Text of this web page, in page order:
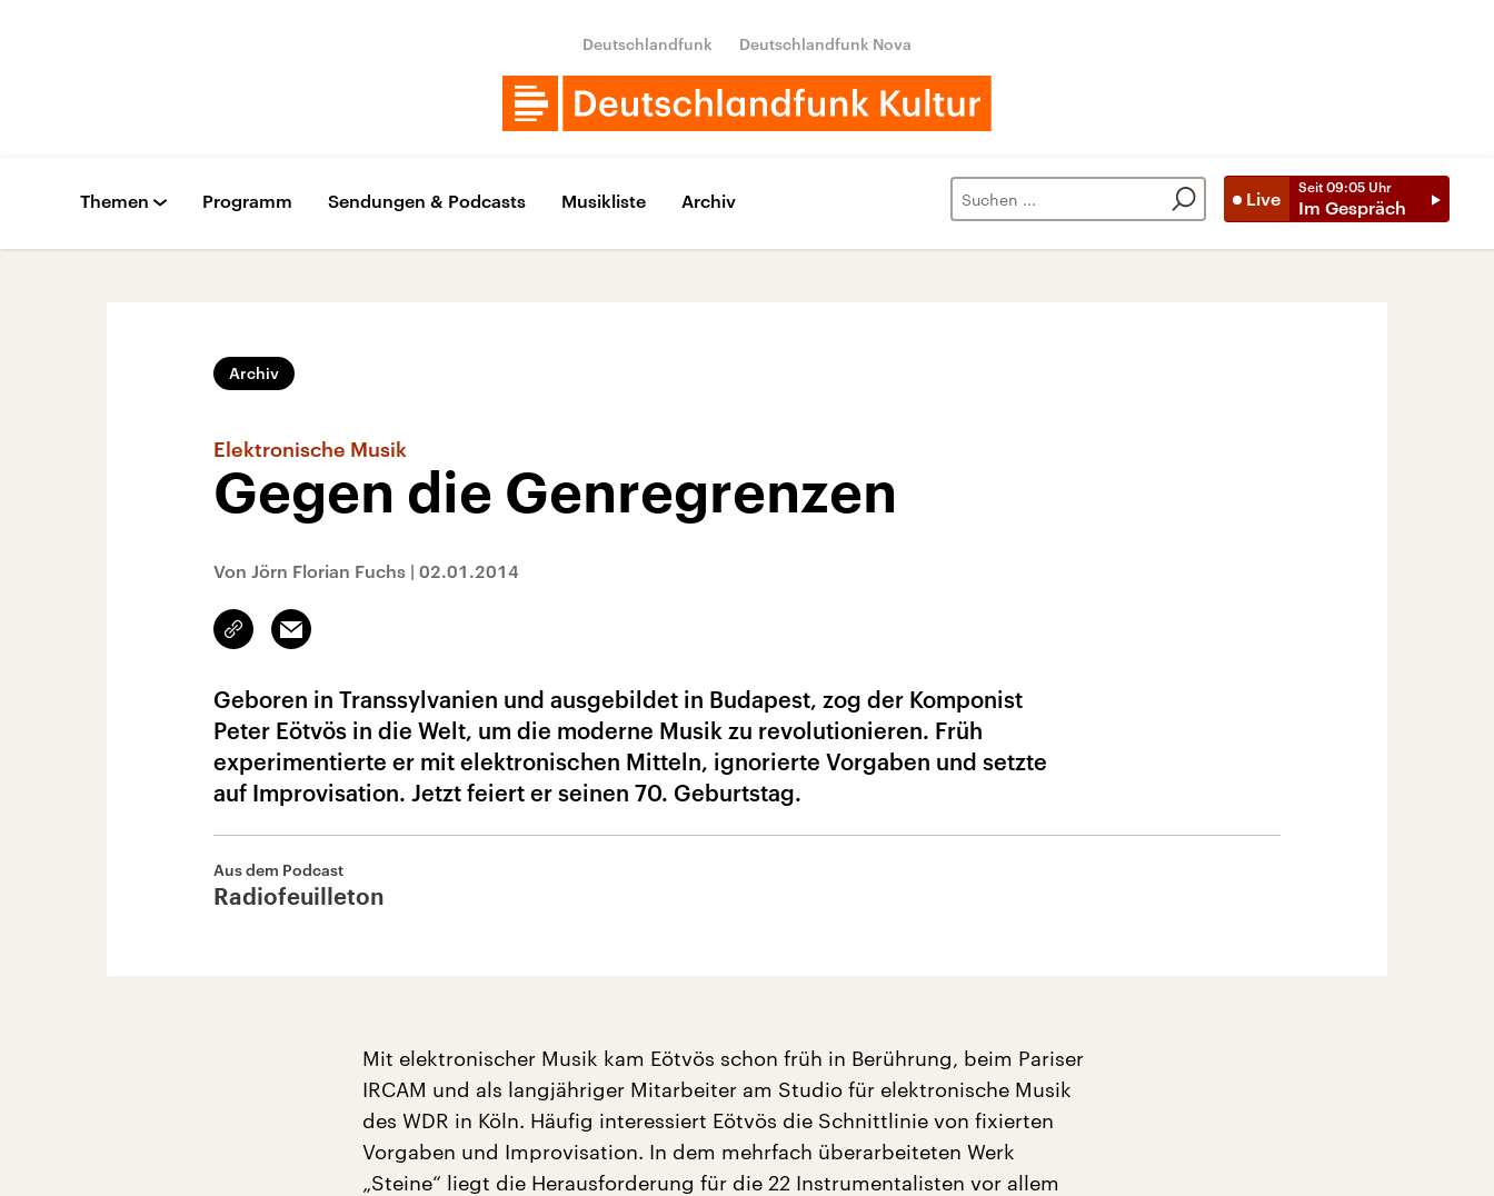
Deutschlandfunk Deutschlandfunk Nova
Live
Seit 09:05 Uhr
Im Gespräch
Themen Programm Sendungen & Podcasts Musikliste Archiv
Archiv
Elektronische Musik
Gegen die Genregrenzen
Von Jörn Florian Fuchs | 02.01.2014
Link
kopieren/teilen
Email
Geboren in Transsylvanien und ausgebildet in Budapest, zog der Komponist
Peter Eötvös in die Welt, um die moderne Musik zu revolutionieren. Früh
experimentierte er mit elektronischen Mitteln, ignorierte Vorgaben und setzte
auf Improvisation. Jetzt feiert er seinen 70. Geburtstag.
Aus dem Podcast
Radiofeuilleton
Mit elektronischer Musik kam Eötvös schon früh in Berührung, beim Pariser
IRCAM und als langjähriger Mitarbeiter am Studio für elektronische Musik
des WDR in Köln. Häufig interessiert Eötvös die Schnittlinie von fixierten
Vorgaben und Improvisation. In dem mehrfach überarbeiteten Werk
„Steine“ liegt die Herausforderung für die 22 Instrumentalisten vor allem